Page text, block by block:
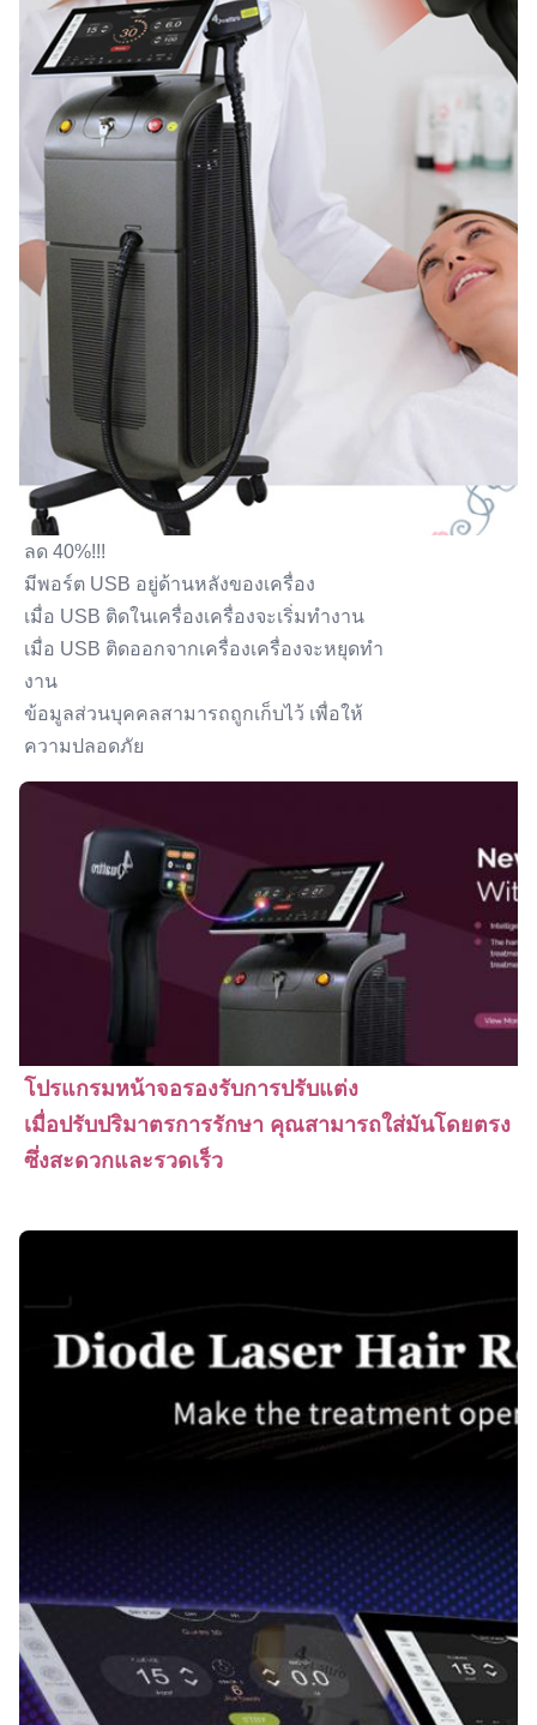
ลด 40%!!!
มีพอร์ต USB อยู่ด้านหลังของเครื่อง
เมื่อ USB ติดในเครื่องเครื่องจะเริ่มทํางาน
เมื่อ USB ติดออกจากเครื่องเครื่องจะหยุดทํา
งาน
ข้อมูลส่วนบุคคลสามารถถูกเก็บไว้ เพื่อให้
ความปลอดภัย
โปรแกรมหน้าจอรองรับการปรับแต่ง
เมื่อปรับปริมาตรการรักษา คุณสามารถใส่มันโดยตรง
ซึ่งสะดวกและรวดเร็ว